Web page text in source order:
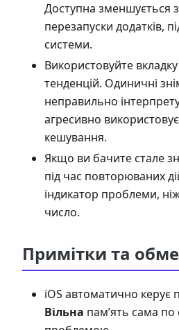
Доступна зменшується
перезапуски додатків,
системи.
Використовуйте вкладку
тенденцій. Одиничні
неправильно
агресивно
кешування.
Якщо ви бачите стале
під час повторюваних
індикатор проблеми,
число.
Примітки та
iOS автоматично керує
Вільна пам’ять сама по